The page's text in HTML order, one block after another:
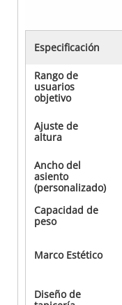
Especificación
Rango de
usuarios
objetivo
Ajuste de
altura
Ancho del
asiento
(personalizado)
Capacidad de
peso
Marco Estético
Diseño de